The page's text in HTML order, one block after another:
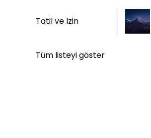
Tatil ve İzin
Tüm listeyi göster